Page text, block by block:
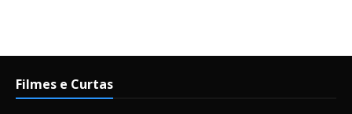
Filmes e Curtas